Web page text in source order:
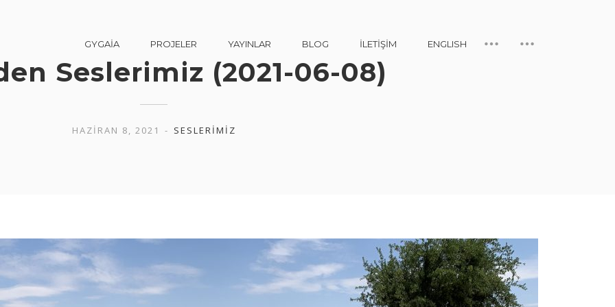
GYGAİA PROJELER YAYINLAR BLOG İLETIŞIM ENGLISH
Seslerimiz (2021-06-08)
HAZIRAN 8, 2021 SESLERIMIZ